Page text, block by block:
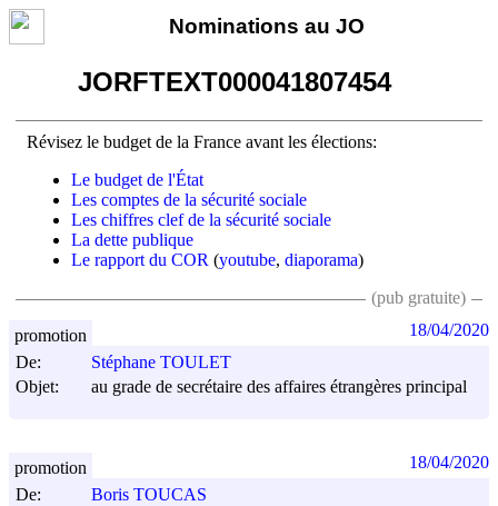
Nominations au JO
JORFTEXT000041807454
Révisez le budget de la France avant les élections:
Le budget de l'État
Les comptes de la sécurité sociale
Les chiffres clef de la sécurité sociale
La dette publique
Le rapport du COR (youtube, diaporama)
(pub gratuite)
De:
Stéphane TOULET
Objet:
au grade de secrétaire des affaires étrangères principal
promotion 18/04/2020
De:
Boris TOUCAS
promotion 18/04/2020